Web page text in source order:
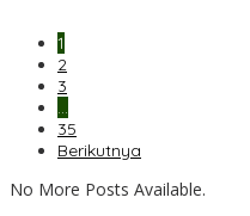
1
2
3
…
35
Berikutnya
No More Posts Available.